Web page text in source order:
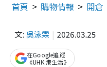
首頁 購物情報 開倉
文: 吳泳霖 2026.03.25
在Google追蹤
《UHK 港生活》